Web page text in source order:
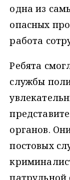
одна из
опасных
работа
Ребята
службы
органов.
постовых
патрульной